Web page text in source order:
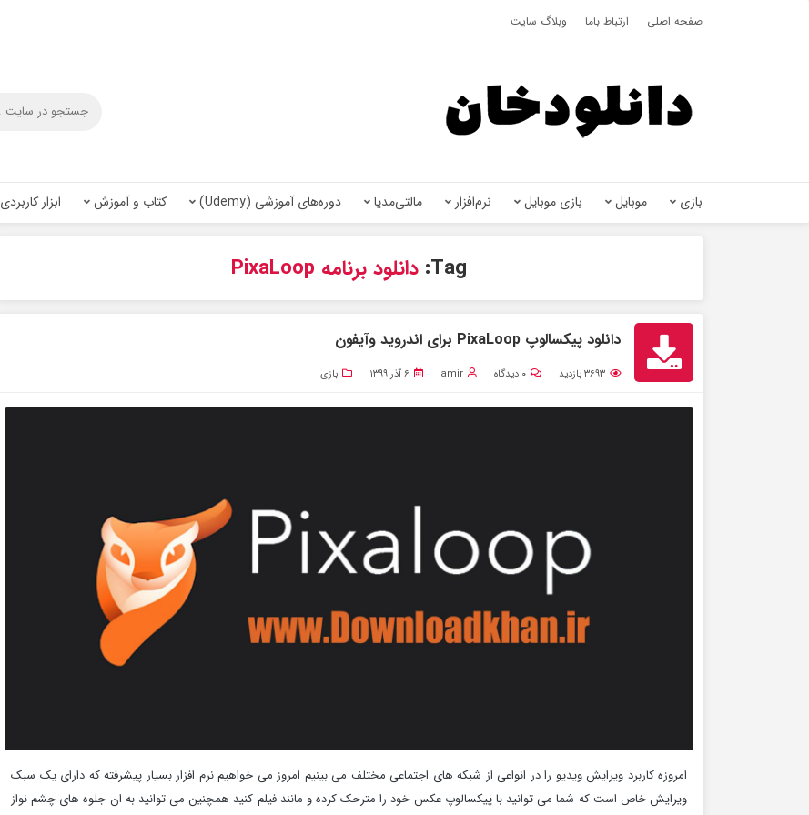
صفحه اصلی ارتباط باما وبلاگ سایت
بازی موبایل بازی موبایل نرم‌افزار مالتی‌مدیا دوره‌های آموزشی (Udemy) کتاب و آموزش ابزار کاربردی
Tag: دانلود برنامه PixaLoop
دانلود پیکسالوپ PixaLoop برای اندروید وآیفون
۳۶۹۳بازدید ۰ دیدگاه amir ۶ آذر ۱۳۹۹ بازی
امروزه کاربرد ویرایش ویدیو را در انواعی از شبکه های اجتماعی مختلف می بینیم امروز می خواهیم نرم افزار بسیار پیشرفته که دارای یک سبک
ویرایش خاص است که شما می توانید با پیکسالوپ عکس خود را مترحک کرده و مانند فیلم کنید همچنین می توانید به ان جلوه های چشم نواز